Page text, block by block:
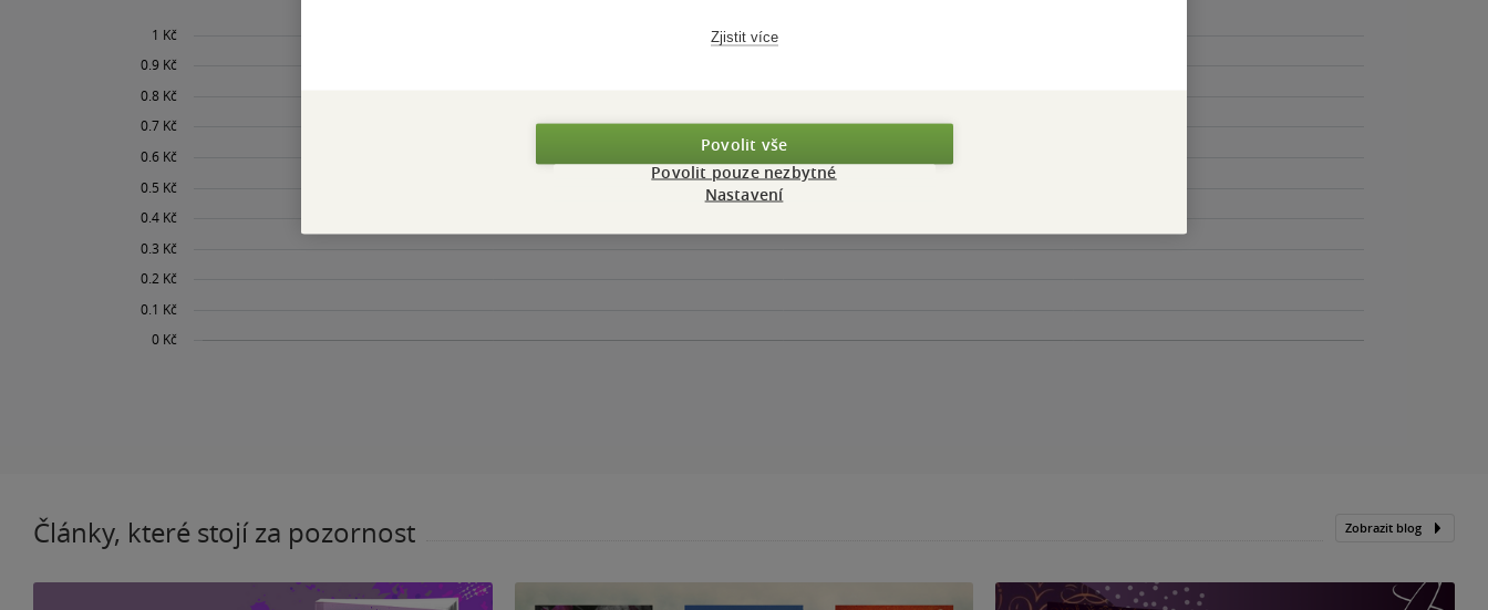
Články, které stojí za pozornost Zobrazit blog
Zjistit více
Povolit vše
Povolit pouze nezbytné
Nastavení